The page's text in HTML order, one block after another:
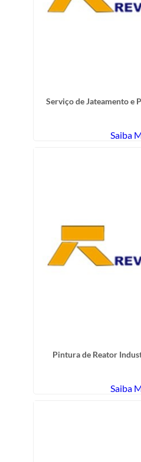
Serviço de Jateamento e
Saiba
Pintura de Reator
Saiba